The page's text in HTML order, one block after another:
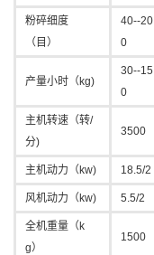
粉碎细度
（目）
40--20
0
产量小时（kg)
30--15
0
主机转速（转/
分)
3500
主机动力（kw) 18.5/2
风机动力（kw) 5.5/2
全机重量（k
g）
1500